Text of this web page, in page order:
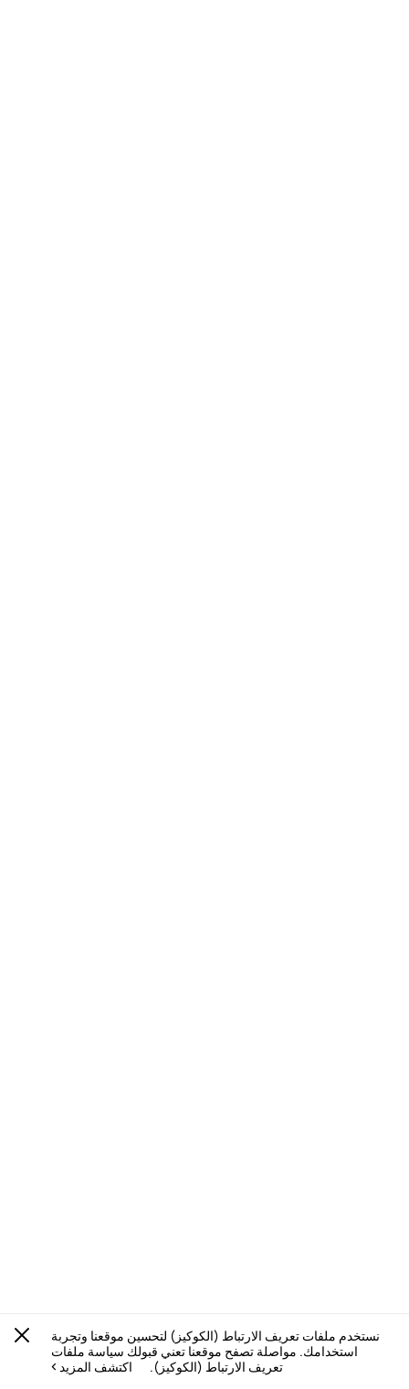
نستخدم ملفات تعريف الارتباط (الكوكيز) لتحسين موقعنا وتجربة
استخدامك. مواصلة تصفح موقعنا تعني قبولك سياسة ملفات
تعريف الارتباط (الكوكيز).
اكتشف المزيد